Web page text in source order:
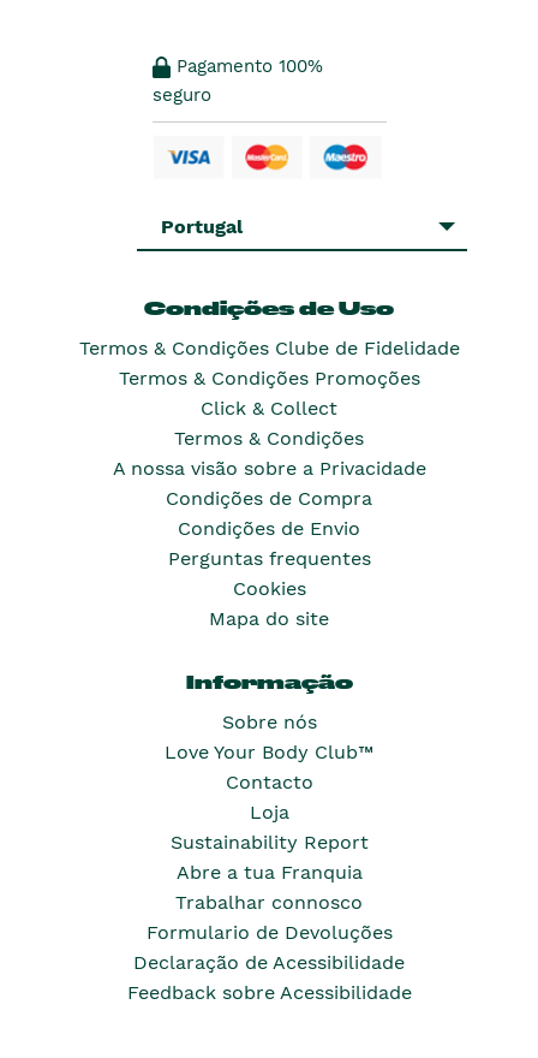
Pagamento 100%
seguro
Portugal
Condições de Uso
Termos & Condições Clube de Fidelidade
Termos & Condições Promoções
Click & Collect
Termos & Condições
A nossa visão sobre a Privacidade
Condições de Compra
Condições de Envio
Perguntas frequentes
Cookies
Mapa do site
Informação
Sobre nós
Love Your Body Club™
Contacto
Loja
Sustainability Report
Abre a tua Franquia
Trabalhar connosco
Formulario de Devoluções
Declaração de Acessibilidade
Feedback sobre Acessibilidade